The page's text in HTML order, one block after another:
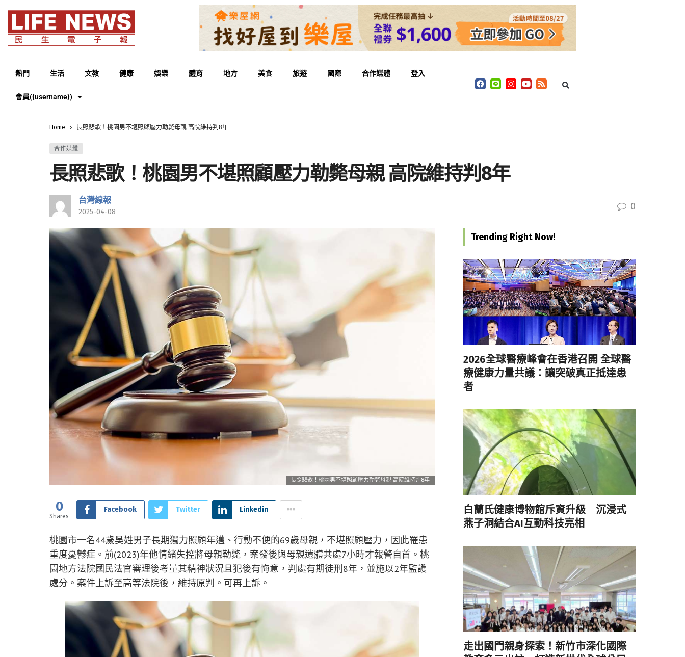
熱門 生活 文教 健康 娛樂 體育 地方 美食 旅遊 國際 合作媒體 登入
會員({username})
Home 長照悲歌！桃園男不堪照顧壓力勒斃母親 高院維持判8年
合作媒體
長照悲歌！桃園男不堪照顧壓力勒斃母親 高院維持判8年
台灣線報
2025-04-08 0
長照悲歌！桃園男不堪照顧壓力勒斃母親 高院維持判8年
0
Shares
Facebook Twitter Linkedin
桃園市一名44歲吳姓男子長期獨力照顧年邁、行動不便的69歲母親，不堪照顧壓力，因此罹患
重度憂鬱症。前(2023)年他情緒失控將母親勒斃，案發後與母親遺體共處7小時才報警自首。桃
園地方法院國民法官審理後考量其精神狀況且犯後有悔意，判處有期徒刑8年，並施以2年監護
處分。案件上訴至高等法院後，維持原判。可再上訴。
Trending Right Now!
2026全球醫療峰會在香港召開 全球醫
療健康力量共議：讓突破真正抵達患
者
白蘭氏健康博物館斥資升級 沉浸式
燕子洞結合AI互動科技亮相
走出國門親身探索！新竹市深化國際